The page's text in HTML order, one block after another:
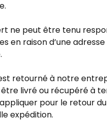
ne peut être tenu
en raison d’une
retourné à notre
être livré ou récupéré à
pour le retour
expédition.